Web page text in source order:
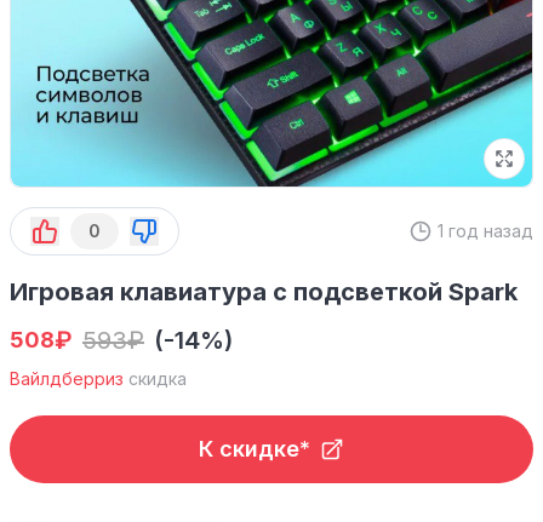
0 1 год назад
Игровая клавиатура с подсветкой Spark
508₽ 593₽ (-14%)
Вайлдберриз скидка
К скидке*